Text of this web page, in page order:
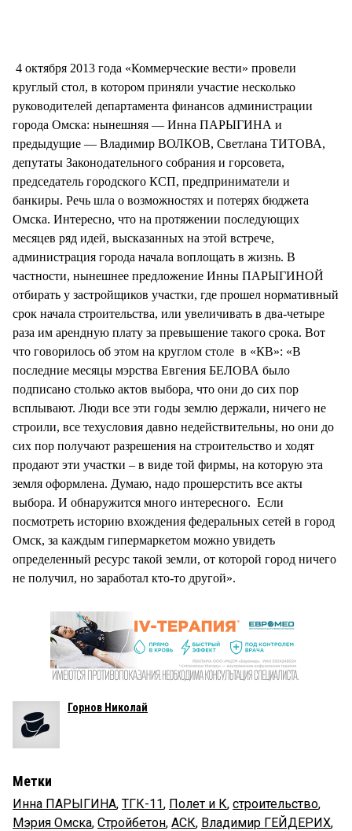
4 октября 2013 года «Коммерческие вести» провели
круглый стол, в котором приняли участие несколько
руководителей департамента финансов администрации
города Омска: нынешняя — Инна ПАРЫГИНА и
предыдущие — Владимир ВОЛКОВ, Светлана ТИТОВА,
депутаты Законодательного собрания и горсовета,
председатель городского КСП, предприниматели и
банкиры. Речь шла о возможностях и потерях бюджета
Омска. Интересно, что на протяжении последующих
месяцев ряд идей, высказанных на этой встрече,
администрация города начала воплощать в жизнь. В
частности, нынешнее предложение Инны ПАРЫГИНОЙ
отбирать у застройщиков участки, где прошел нормативный
срок начала строительства, или увеличивать в два-четыре
раза им арендную плату за превышение такого срока. Вот
что говорилось об этом на круглом столе в «КВ»: «В
последние месяцы мэрства Евгения БЕЛОВА было
подписано столько актов выбора, что они до сих пор
всплывают. Люди все эти годы землю держали, ничего не
строили, все техусловия давно недействительны, но они до
сих пор получают разрешения на строительство и ходят
продают эти участки – в виде той фирмы, на которую эта
земля оформлена. Думаю, надо прошерстить все акты
выбора. И обнаружится много интересного. Если
посмотреть историю вхождения федеральных сетей в город
Омск, за каждым гипермаркетом можно увидеть
определенный ресурс такой земли, от которой город ничего
не получил, но заработал кто-то другой».
Горнов Николай
Метки
Инна ПАРЫГИНА, ТГК-11, Полет и К, строительство,
Мэрия Омска, Стройбетон, АСК, Владимир ГЕЙДЕРИХ,